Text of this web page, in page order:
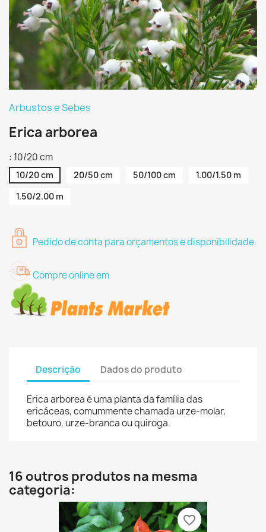
Arbustos e Sebes
Erica arborea
: 10/20 cm
10/20 cm 20/50 cm 50/100 cm
1.00/1.50 m
1.50/2.00 m
Pedido de conta para orçamentos e disponibilidade.
Compre online em
Descrição Dados do produto
Erica arborea é uma planta da família das
ericáceas, comummente chamada urze-molar,
betouro, urze-branca ou quiroga.
16 outros produtos na mesma
categoria:
favorite_border